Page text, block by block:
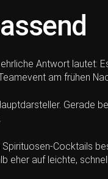
Antwort lautet:
am frühen
Gerade
Cocktails
auf leichte,